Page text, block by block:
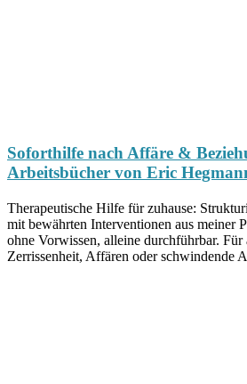
Soforthilfe nach Affäre &
Arbeitsbücher von Eric
Therapeutische Hilfe für zuhause:
mit bewährten Interventionen aus meiner
ohne Vorwissen, alleine durchführbar.
Zerrissenheit, Affären oder schwindende